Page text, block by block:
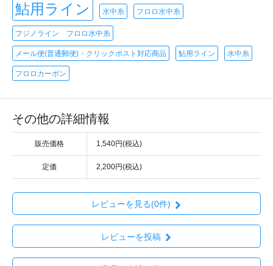
鮎用ライン 水中糸 フロロ水中糸
フジノライン フロロ水中糸
メール便(普通郵便)・クリックポスト対応商品 鮎用ライン 水中糸
フロロカーボン
その他の詳細情報
販売価格 1,540円(税込)
定価 2,200円(税込)
レビューを見る(0件)
レビューを投稿